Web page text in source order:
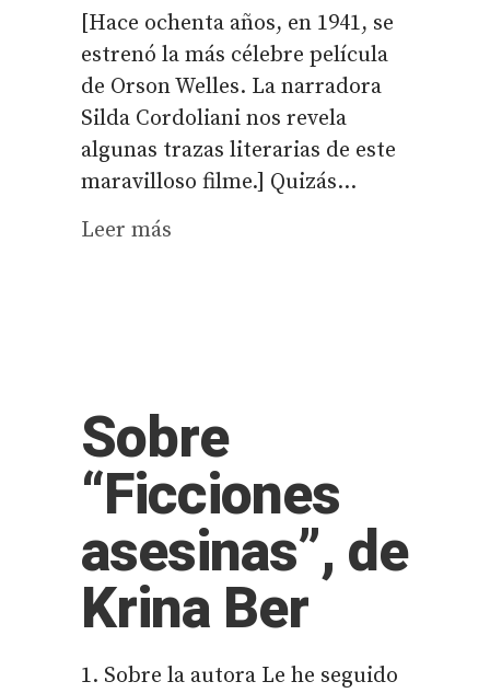
[Hace ochenta años, en 1941, se
estrenó la más célebre película
de Orson Welles. La narradora
Silda Cordoliani nos revela
algunas trazas literarias de este
maravilloso filme.] Quizás...
Leer más
Sobre
“Ficciones
asesinas”, de
Krina Ber
1. Sobre la autora Le he seguido